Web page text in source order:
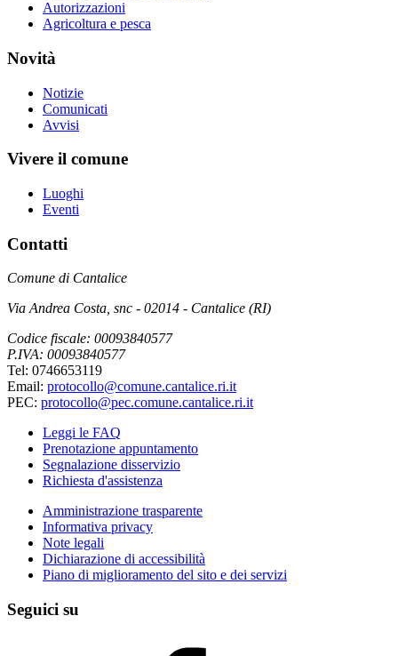
Autorizzazioni
Agricoltura e pesca
Novità
Notizie
Comunicati
Avvisi
Vivere il comune
Luoghi
Eventi
Contatti
Comune di Cantalice
Via Andrea Costa, snc - 02014 - Cantalice (RI)
Codice fiscale: 00093840577
P.IVA: 00093840577
Tel: 0746653119
Email: protocollo@comune.cantalice.ri.it
PEC: protocollo@pec.comune.cantalice.ri.it
Leggi le FAQ
Prenotazione appuntamento
Segnalazione disservizio
Richiesta d'assistenza
Amministrazione trasparente
Informativa privacy
Note legali
Dichiarazione di accessibilità
Piano di miglioramento del sito e dei servizi
Seguici su